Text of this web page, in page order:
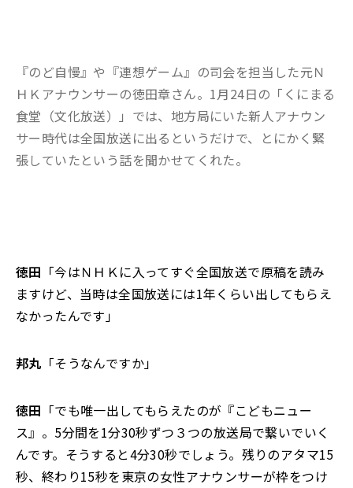
『のど自慢』や『連想ゲーム』の司会を担当した元Ｎ
ＨＫアナウンサーの徳田章さん。1月24日の「くにまる
食堂（文化放送）」では、地方局にいた新人アナウン
サー時代は全国放送に出るというだけで、とにかく緊
張していたという話を聞かせてくれた。
徳田 「今はＮＨＫに入ってすぐ全国放送で原稿を読み
ますけど、当時は全国放送には1年くらい出してもらえ
なかったんです」
邦丸 「そうなんですか」
徳田 「でも唯一出してもらえたのが『こどもニュー
ス』。5分間を1分30秒ずつ３つの放送局で繋いでいく
んです。そうすると4分30秒でしょう。残りのアタマ15
秒、終わり15秒を東京の女性アナウンサーが枠をつけ